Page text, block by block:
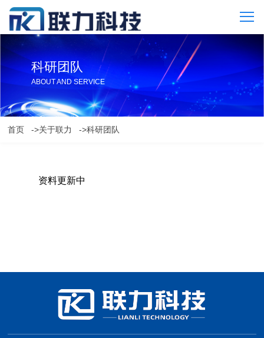
科研团队
ABOUT AND SERVICE
首页 ->关于联力 ->科研团队
资料更新中